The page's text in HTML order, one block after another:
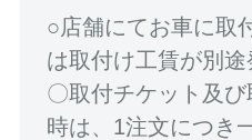
○店舗にてお車に取
は取付け工賃が別途
〇取付チケット及
時は、1注文につき